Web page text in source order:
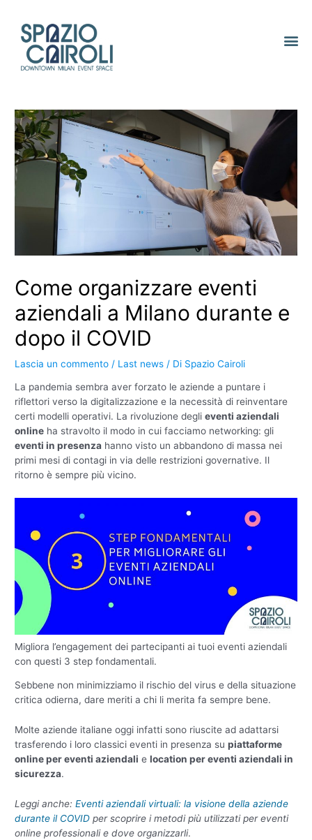
Come organizzare eventi
aziendali a Milano durante e
dopo il COVID
Lascia un commento / Last news / Di Spazio Cairoli
La pandemia sembra aver forzato le aziende a puntare i
riflettori verso la digitalizzazione e la necessità di reinventare
certi modelli operativi. La rivoluzione deglieventi aziendali
online ha stravolto il modo in cui facciamo networking: gli
eventi in presenza hanno visto un abbandono di massa nei
primi mesi di contagi in via delle restrizioni governative. Il
ritorno è sempre più vicino.
Migliora l’engagement dei partecipanti ai tuoi eventi aziendali
con questi 3 step fondamentali.
Sebbene non minimizziamo il rischio del virus e della situazione
critica odierna, dare meriti a chi li merita fa sempre bene.
Molte aziende italiane oggi infatti sono riuscite ad adattarsi
trasferendo i loro classici eventi in presenza supiattaforme
online per eventi aziendali elocation per eventi aziendali in
sicurezza.
Leggi anche:Eventi aziendali virtuali: la visione della aziende
durante il COVID per scoprire i metodi più utilizzati per eventi
online professionali e dove organizzarli.